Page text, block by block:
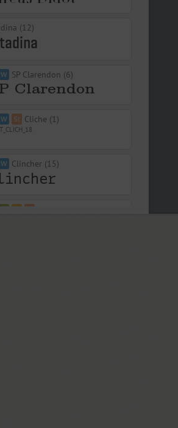
(12)
SP Clarendon (6)
Cliche (1)
Clincher (15)